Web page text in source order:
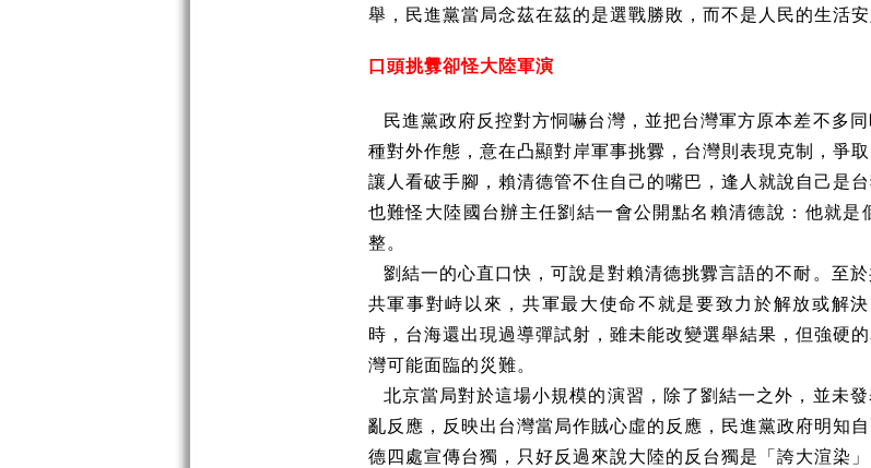
舉，民進黨當局念茲在茲的是選戰勝敗，而不是人民的生活安
口頭挑釁卻怪大陸軍演
民進黨政府反控對方恫嚇台灣，並把台灣軍方原本差不多
種對外作態，意在凸顯對岸軍事挑釁，台灣則表現克制，爭
讓人看破手腳，賴清德管不住自己的嘴巴，逢人就說自己是
也難怪大陸國台辦主任劉結一會公開點名賴清德說：他就
整。
劉結一的心直口快，可說是對賴清德挑釁言語的不耐。至
共軍事對峙以來，共軍最大使命不就是要致力於解放或解
時，台海還出現過導彈試射，雖未能改變選舉結果，但強硬
灣可能面臨的災難。
北京當局對於這場小規模的演習，除了劉結一之外，並未
亂反應，反映出台灣當局作賊心虛的反應，民進黨政府明知
德四處宣傳台獨，只好反過來說大陸的反台獨是「誇大渲染